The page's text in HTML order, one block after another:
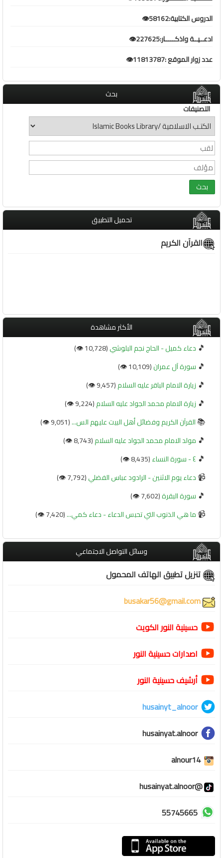
الدروس الكتابية:58162👁️
ادعــيــة واذكـــــار:227625👁️
عدد زوار الموقع :11813787👁️
بحث
التصنيفات
تحميل التطبيق
القرآن الكريم
الأكثر مشاهدة
🎵 دعاء كميل - الحاج نجم البلوشي(10,728 👁️)
🎵 سورة آل عمران(10,109 👁️)
🎵 زيارة الامام الباقر عليه السلام(9,457 👁️)
🎵 زيارة الامام محمد الجواد عليه السلام(9,224 👁️)
📚القرآن الكريم وفضائل أهل البيت عليهم الس...(9,051 👁️)
🎵 مولد الامام محمد الجواد عليه السلام(8,743 👁️)
🎵 ٤ - سورة النساء (8,435 👁️)
📹دعاء يوم الاثنين - الرادود عباس الفضلي(7,792 👁️)
🎵 سورة البقرة(7,602 👁️)
📹ما هي الذنوب التي تحبس الدعاء - دعاء كمي...(7,420 👁️)
وسائل التواصل الاجتماعي
تنزيل تطبيق الهاتف المحمول
حسينية النور الكويت
اصدارات حسينية النور
أرشيف حسينية النور
husainyt_alnoor
husainyat.alnoor
alnour14
@husainyat.alnoor
55745665